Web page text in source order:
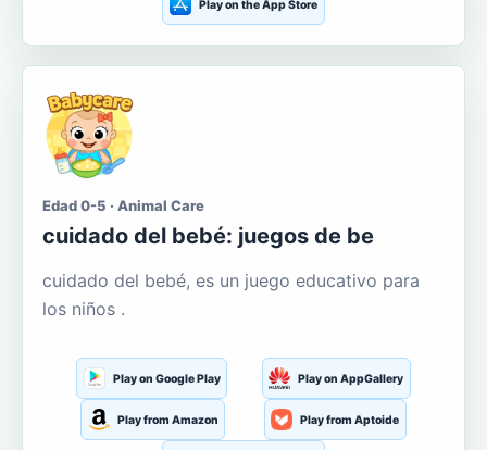
Play on the App Store
Edad 0-5 · Animal Care
cuidado del bebé: juegos de be
cuidado del bebé, es un juego educativo para
los niños .
Play on Google Play Play on AppGallery
Play from Amazon Play from Aptoide